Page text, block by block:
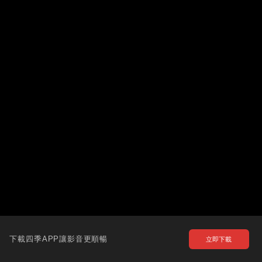
下載四季APP讓影音更順暢 立即下載